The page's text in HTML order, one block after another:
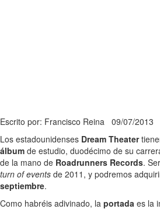
Escrito por: Francisco Reina 09/07/2013
Los estadounidenses Dream Theater
álbum de estudio, duodécimo de su
de la mano de Roadrunners Records.
turn of events de 2011, y podremos
septiembre.
Como habréis adivinado, la portada es la